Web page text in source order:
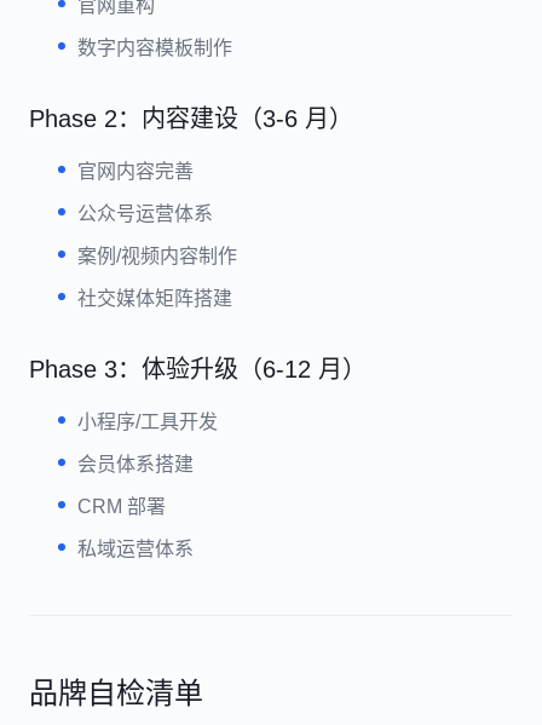
官网重构
数字内容模板制作
Phase 2：内容建设（3-6 月）
官网内容完善
公众号运营体系
案例/视频内容制作
社交媒体矩阵搭建
Phase 3：体验升级（6-12 月）
小程序/工具开发
会员体系搭建
CRM 部署
私域运营体系
品牌自检清单